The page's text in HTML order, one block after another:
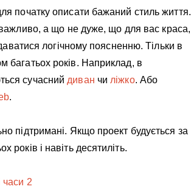
початку описати бажаний стиль життя.
а що не дуже, що для вас краса,
логічному поясненню. Тільки в
багатьох років. Наприклад, в
сучасний диван чи ліжко. Або
.
підтримані. Якщо проект будується за
років і навіть десятиліть.